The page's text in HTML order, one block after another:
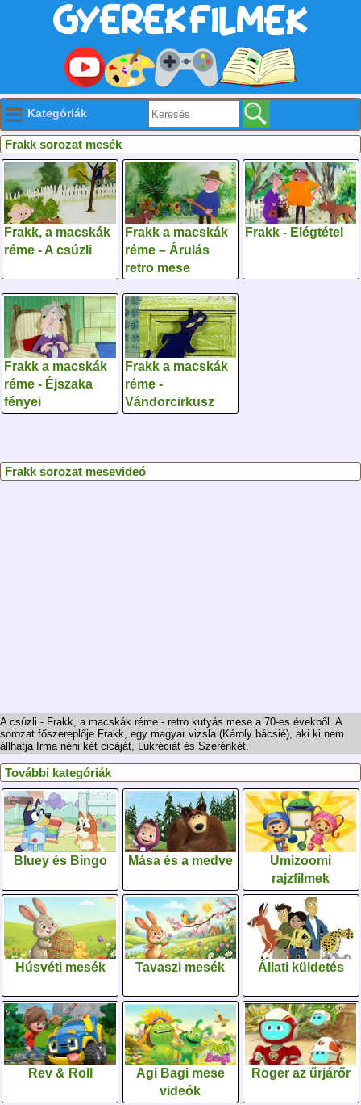
Kategóriák
Frakk sorozat mesék
Frakk, a macskák
réme - A csúzli
Frakk a macskák
réme – Árulás
retro mese
Frakk - Elégtétel
Frakk a macskák
réme - Éjszaka
fényei
Frakk a macskák
réme -
Vándorcirkusz
Frakk sorozat mesevideó
A csúzli - Frakk, a macskák réme - retro kutyás mese a 70-es évekből. A
sorozat főszereplője Frakk, egy magyar vizsla (Károly bácsié), aki ki nem
állhatja Irma néni két cicáját, Lukréciát és Szerénkét.
További kategóriák
Bluey és Bingo Mása és a medve
Umizoomi
rajzfilmek
Húsvéti mesék Tavaszi mesék Állati küldetés
Rev & Roll
Agi Bagi mese
videók
Roger az űrjárőr